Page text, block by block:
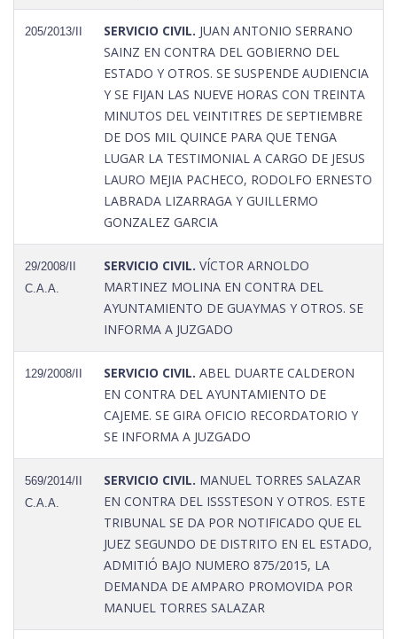
205/2013/II SERVICIO CIVIL. JUAN ANTONIO SERRANO
SAINZ EN CONTRA DEL GOBIERNO DEL
ESTADO Y OTROS. SE SUSPENDE AUDIENCIA
Y SE FIJAN LAS NUEVE HORAS CON TREINTA
MINUTOS DEL VEINTITRES DE SEPTIEMBRE
DE DOS MIL QUINCE PARA QUE TENGA
LUGAR LA TESTIMONIAL A CARGO DE JESUS
LAURO MEJIA PACHECO, RODOLFO ERNESTO
LABRADA LIZARRAGA Y GUILLERMO
GONZALEZ GARCIA
29/2008/II
C.A.A.
SERVICIO CIVIL. VÍCTOR ARNOLDO
MARTINEZ MOLINA EN CONTRA DEL
AYUNTAMIENTO DE GUAYMAS Y OTROS. SE
INFORMA A JUZGADO
129/2008/II SERVICIO CIVIL. ABEL DUARTE CALDERON
EN CONTRA DEL AYUNTAMIENTO DE
CAJEME. SE GIRA OFICIO RECORDATORIO Y
SE INFORMA A JUZGADO
569/2014/II
C.A.A.
SERVICIO CIVIL. MANUEL TORRES SALAZAR
EN CONTRA DEL ISSSTESON Y OTROS. ESTE
TRIBUNAL SE DA POR NOTIFICADO QUE EL
JUEZ SEGUNDO DE DISTRITO EN EL ESTADO,
ADMITIÓ BAJO NUMERO 875/2015, LA
DEMANDA DE AMPARO PROMOVIDA POR
MANUEL TORRES SALAZAR